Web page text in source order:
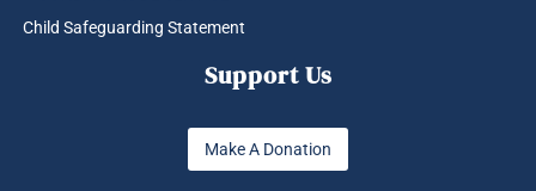
Child Safeguarding Statement
Support Us
Make A Donation